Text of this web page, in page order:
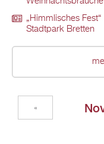
„Himmlisches
Stadtpark Bretten
«